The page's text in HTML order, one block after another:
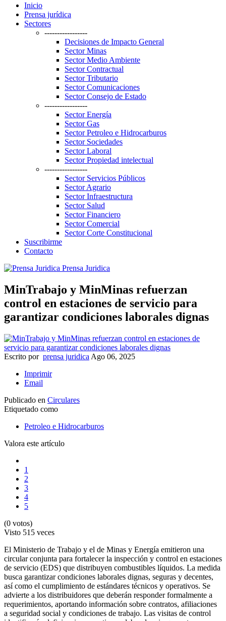
Inicio
Prensa jurídica
Sectores
-----------------
Decisiones de Impacto General
Sector Minas
Sector Medio Ambiente
Sector Contractual
Sector Tributario
Sector Comunicaciones
Sector Consejo de Estado
-----------------
Sector Energía
Sector Gas
Sector Petroleo e Hidrocarburos
Sector Sociedades
Sector Laboral
Sector Propiedad intelectual
-----------------
Sector Servicios Públicos
Sector Agrario
Sector Infraestructura
Sector Salud
Sector Financiero
Sector Comercial
Sector Corte Constitucional
Suscribirme
Contacto
Prensa Juridica
MinTrabajo y MinMinas refuerzan
control en estaciones de servicio para
garantizar condiciones laborales dignas
Escrito por prensa juridica Ago 06, 2025
Imprimir
Email
Publicado en Circulares
Etiquetado como
Petroleo e Hidrocarburos
Valora este artículo
1
2
3
4
5
(0 votos)
Visto 515 veces
El Ministerio de Trabajo y el de Minas y Energía emitieron una
circular conjunta para fortalecer la inspección y control en estaciones
de servicio (EDS) que distribuyen combustibles líquidos. La medida
busca garantizar condiciones laborales dignas, seguras y decentes,
así como el cumplimiento de estándares técnicos y operativos. Se
advierte a los distribuidores que deberán responder formalmente a
requerimientos, aportando información sobre contratos, afiliaciones
a seguridad social y condiciones de trabajo. Las visitas de control